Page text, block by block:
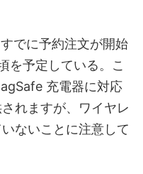
でに予約注文が開始
を予定している。こ
充電器に対応
れますが、ワイヤレ
ないことに注意して